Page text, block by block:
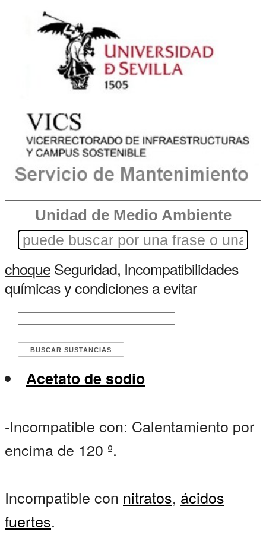
Unidad de Medio Ambiente
choqueSeguridad, Incompatibilidades
químicas y condiciones a evitar
Acetato de sodio
-Incompatible con: Calentamiento por
encima de 120 º.
Incompatible con nitratos, ácidos
fuertes.